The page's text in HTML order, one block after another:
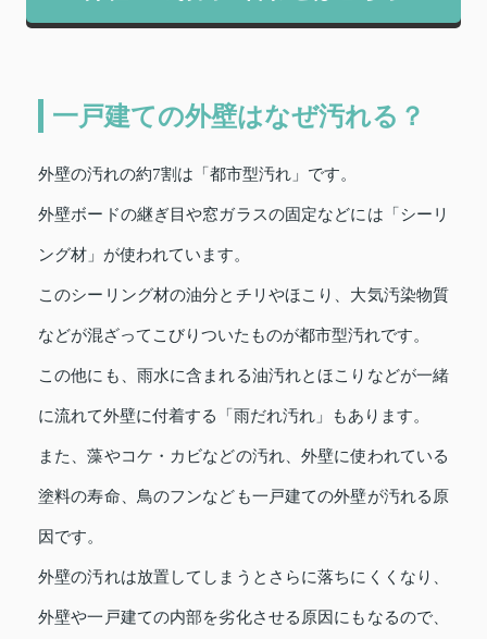
一戸建ての外壁はなぜ汚れる？
外壁の汚れの約7割は「都市型汚れ」です。
外壁ボードの継ぎ目や窓ガラスの固定などには「シーリ
ング材」が使われています。
このシーリング材の油分とチリやほこり、大気汚染物質
などが混ざってこびりついたものが都市型汚れです。
この他にも、雨水に含まれる油汚れとほこりなどが一緒
に流れて外壁に付着する「雨だれ汚れ」もあります。
また、藻やコケ・カビなどの汚れ、外壁に使われている
塗料の寿命、鳥のフンなども一戸建ての外壁が汚れる原
因です。
外壁の汚れは放置してしまうとさらに落ちにくくなり、
外壁や一戸建ての内部を劣化させる原因にもなるので、